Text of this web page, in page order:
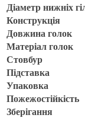
Діаметр нижніх
Конструкція
Довжина голок
Матеріал голок
Стовбур
Підставка
Упаковка
Пожежостійкість
Зберігання